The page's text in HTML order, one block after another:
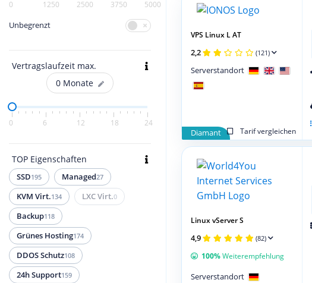
0 1250 2500 3750 5000
Unbegrenzt
Vertragslaufzeit max.
0 Monate
0 6 12 18 24
TOP Eigenschaften
SSD195 Managed27
KVM Virt.134 LXC Virt.0
Backup118
Grünes Hosting174
DDOS Schutz108
24h Support159
Diamant
Tarif vergleichen
VPS Linux L AT
2,2 (121)
Serverstandort
Linux vServer S
4,9 (82)
100%Weiterempfehlung
Serverstandort